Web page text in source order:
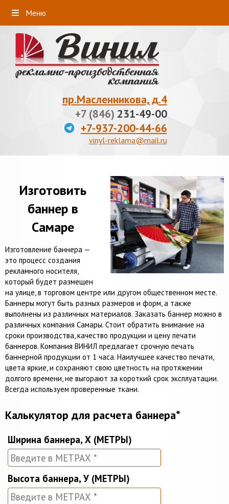
пр.Масленникова, д.4
+7 (846) 231-49-00
+7-937-200-44-66
vinyl-reklama@mail.ru
Изготовить
баннер в
Самаре
Изготовление баннера —
это процесс создания
рекламного носителя,
который будет размещен
на улице, в торговом центре или другом общественном месте.
Баннеры могут быть разных размеров и форм, а также
выполнены из различных материалов. Заказать баннер можно в
различных компания Самары. Стоит обратить внимание на
сроки производства, качество продукции и цену печати
баннеров. Компания ВИНИЛ предлагает срочную печать
баннерной продукции от 1 часа. Наилучшее качество печати,
цвета яркие, и сохраняют свою цветность на протяжении
долгого времени, не выгорают за короткий срок эксплуатации.
Всегда используем проверенные ткани.
Калькулятор для расчета баннера*
Ширина баннера, Х (МЕТРЫ)
Высота баннера, У (МЕТРЫ)
Меню